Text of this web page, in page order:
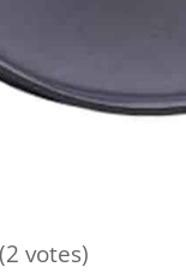
votes)